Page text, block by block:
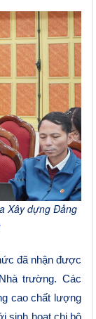
Xây dựng Đảng
đã nhận được
N hàtrường. Các
cao chất lượng